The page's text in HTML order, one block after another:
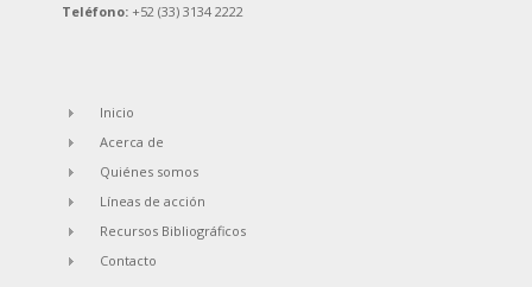
Teléfono: +52 (33) 3134 2222
Inicio
Acerca de
Quiénes somos
Líneas de acción
Recursos Bibliográficos
Contacto